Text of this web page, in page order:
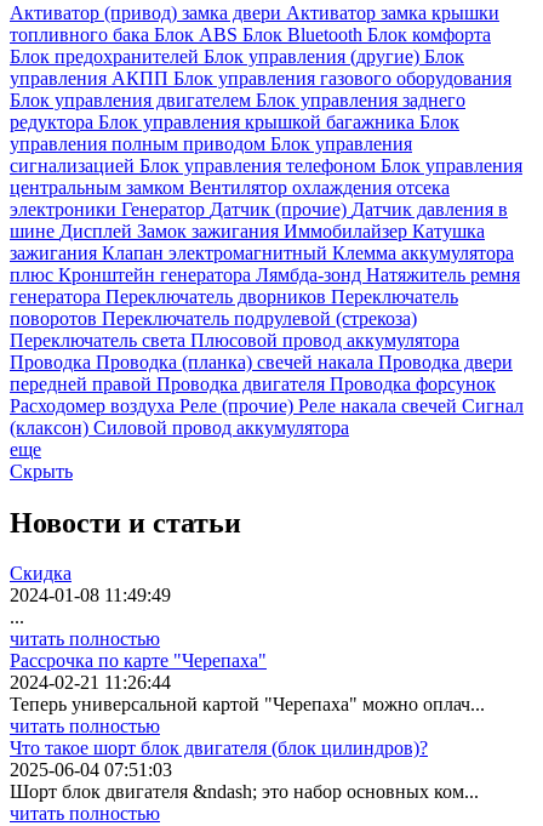
Активатор (привод) замка двери Активатор замка крышки
топливного бака Блок ABS Блок Bluetooth Блок комфорта
Блок предохранителей Блок управления (другие) Блок
управления АКПП Блок управления газового оборудования
Блок управления двигателем Блок управления заднего
редуктора Блок управления крышкой багажника Блок
управления полным приводом Блок управления
сигнализацией Блок управления телефоном Блок управления
центральным замком Вентилятор охлаждения отсека
электроники Генератор Датчик (прочие) Датчик давления в
шине Дисплей Замок зажигания Иммобилайзер Катушка
зажигания Клапан электромагнитный Клемма аккумулятора
плюс Кронштейн генератора Лямбда-зонд Натяжитель ремня
генератора Переключатель дворников Переключатель
поворотов Переключатель подрулевой (стрекоза)
Переключатель света Плюсовой провод аккумулятора
Проводка Проводка (планка) свечей накала Проводка двери
передней правой Проводка двигателя Проводка форсунок
Расходомер воздуха Реле (прочие) Реле накала свечей Сигнал
(клаксон) Силовой провод аккумулятора
еще
Скрыть
Новости и статьи
Скидка
2024-01-08 11:49:49
...
читать полностью
Рассрочка по карте "Черепаха"
2024-02-21 11:26:44
Теперь универсальной картой "Черепаха" можно оплач...
читать полностью
Что такое шорт блок двигателя (блок цилиндров)?
2025-06-04 07:51:03
Шорт блок двигателя &ndash; это набор основных ком...
читать полностью